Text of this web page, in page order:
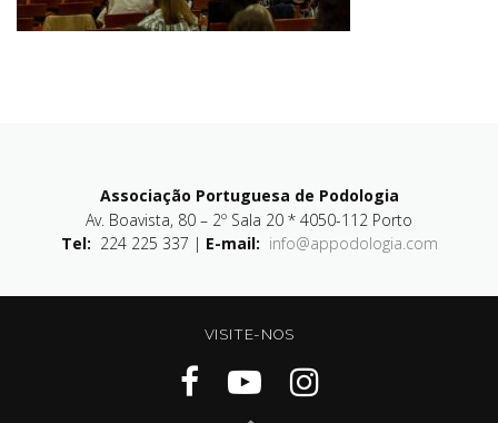
Associação Portuguesa de Podologia
Av. Boavista, 80 – 2º Sala 20 * 4050-112 Porto
Tel: 224 225 337 | E-mail: info@appodologia.com
VISITE-NOS